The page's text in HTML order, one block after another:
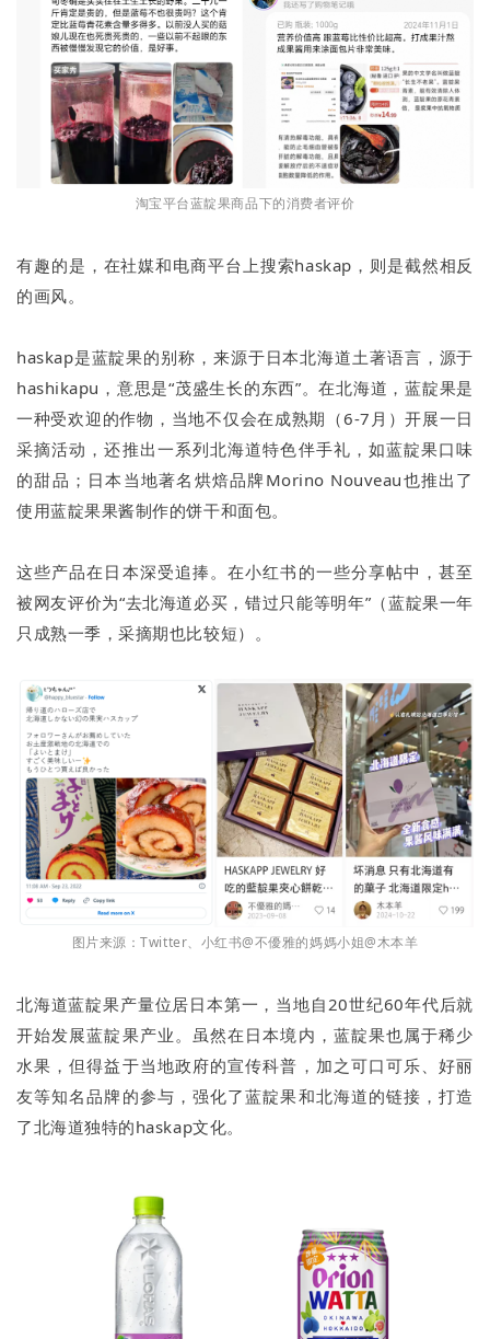
淘宝平台蓝靛果商品下的消费者评价
有趣的是，在社媒和电商平台上搜索haskap，则是截然相反
的画风。
haskap是蓝靛果的别称，来源于日本北海道土著语言，源于
hashikapu，意思是“茂盛生长的东西”。在北海道，蓝靛果是
一种受欢迎的作物，当地不仅会在成熟期（6-7月）开展一日
采摘活动，还推出一系列北海道特色伴手礼，如蓝靛果口味
的甜品；日本当地著名烘焙品牌Morino Nouveau也推出了
使用蓝靛果果酱制作的饼干和面包。
这些产品在日本深受追捧。在小红书的一些分享帖中，甚至
被网友评价为“去北海道必买，错过只能等明年”（蓝靛果一年
只成熟一季，采摘期也比较短）。
图片来源：Twitter、小红书@不優雅的媽媽小姐@木本羊
北海道蓝靛果产量位居日本第一，当地自20世纪60年代后就
开始发展蓝靛果产业。虽然在日本境内，蓝靛果也属于稀少
水果，但得益于当地政府的宣传科普，加之可口可乐、好丽
友等知名品牌的参与，强化了蓝靛果和北海道的链接，打造
了北海道独特的haskap文化。